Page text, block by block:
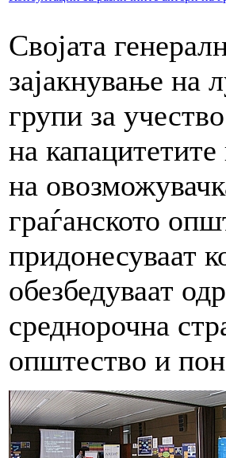
Својата
зајакнување на
групи за
на
на
граѓанското
придонесуваат
обезбедуваат
среднорочна
општество и